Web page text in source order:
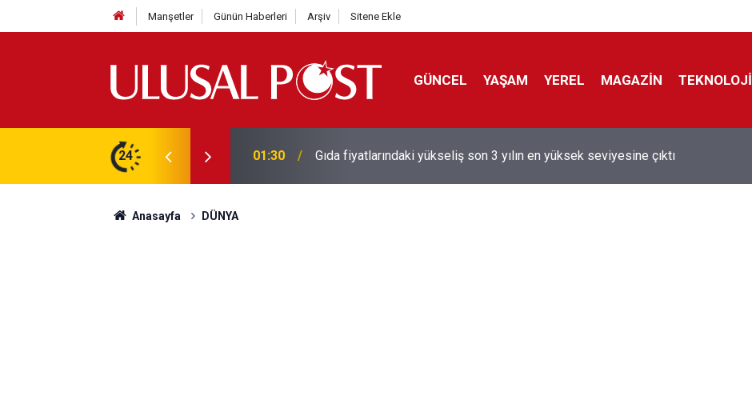
Manşetler Günün Haberleri Arşiv Sitene Ekle
GÜNCEL YAŞAM YEREL MAGAZİN TEKNOLOJİ
24
en yüksek seviyesine çıktı 01:26 Galatasaray'dan sekiz kişi hakkında savcılığa suç duyurusu
Anasayfa DÜNYA